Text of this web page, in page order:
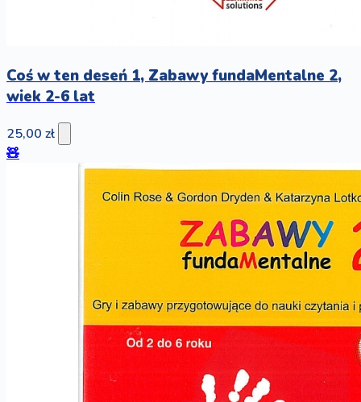
Coś w ten deseń 1, Zabawy fundaMentalne 2,
wiek 2-6 lat
25,00 zł
🧸